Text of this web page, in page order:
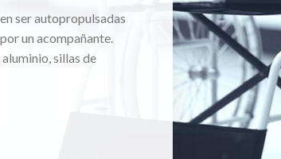
ser autopropulsadas
un acompañante.
sillas de